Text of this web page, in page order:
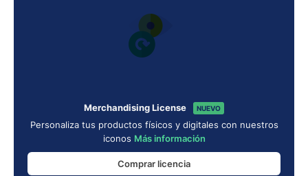
Merchandising License NUEVO
Personaliza tus productos físicos y digitales con nuestros
iconos Más información
Comprar licencia